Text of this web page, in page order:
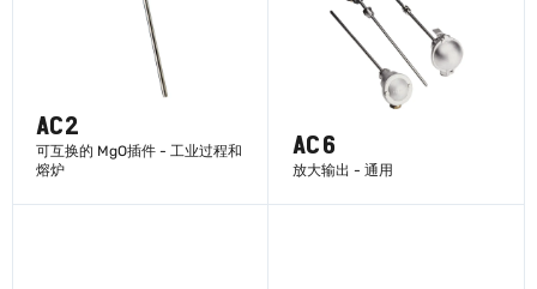
AC2
可互换的 MgO插件 - 工业过程和
熔炉
AC6
放大输出 - 通用